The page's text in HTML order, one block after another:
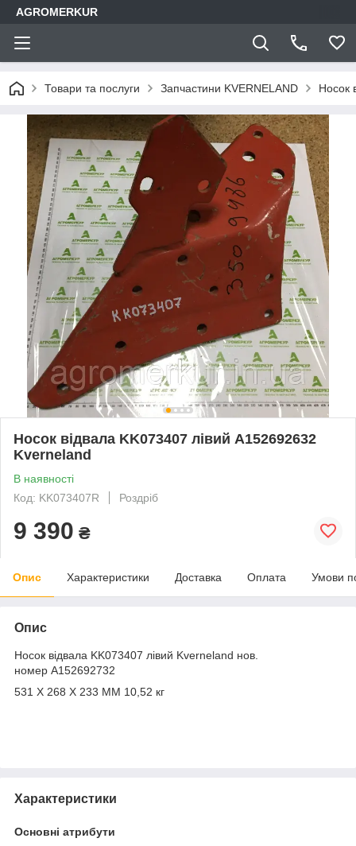
AGROMERKUR
Товари та послуги Запчастини KVERNELAND Носок
Носок відвала KK073407 лівий A152692632
Kverneland
В наявності
Код: KK073407R
Роздріб
9 390 ₴
Опис Характеристики Доставка Оплата Умови
Опис
Носок відвала KK073407 лівий Kverneland нов.
номер A152692732
531 X 268 X 233 MM 10,52 кг
Характеристики
Основні атрибути